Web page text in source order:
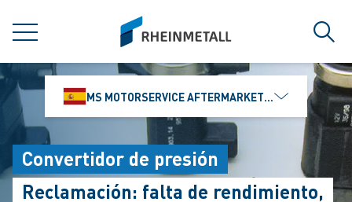
MENÚ
siteLogo
MS MOTORSERVICE AFTERMARKET IBÉRICA, S.L
Convertidor de presión
Reclamación: falta de rendimiento,